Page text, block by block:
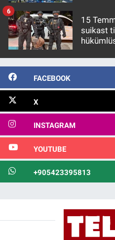
15
suikast
6
FACEBOOK
X
INSTAGRAM
YOUTUBE
+905423395813